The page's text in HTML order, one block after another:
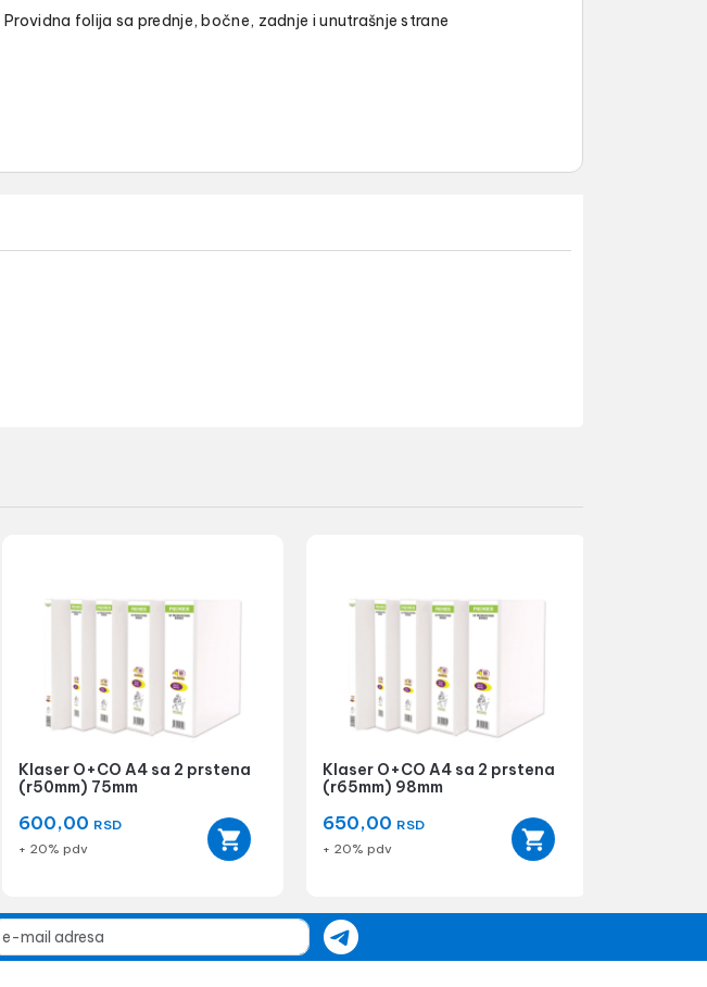
Providna folija sa prednje, bočne, zadnje i unutrašnje strane
Klaser O+CO A4 sa 2 prstena
(r50mm) 75mm
600,00 RSD
+ 20% pdv
Klaser O+CO A4 sa 2 prstena
(r65mm) 98mm
650,00 RSD
+ 20% pdv